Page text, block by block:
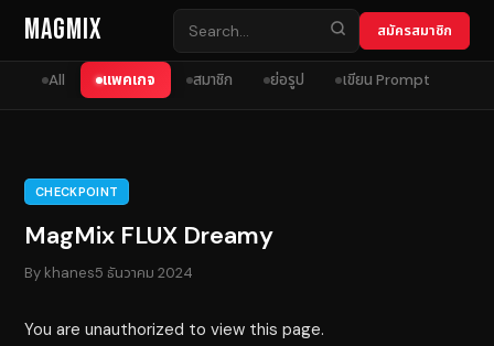
Skip to content
MagMix สมัครสมาชิก
All แพคเกจ สมาชิก ย่อรูป เขียน Prompt
CHECKPOINT
MagMix FLUX Dreamy
By khanes5 ธันวาคม 2024
You are unauthorized to view this page.